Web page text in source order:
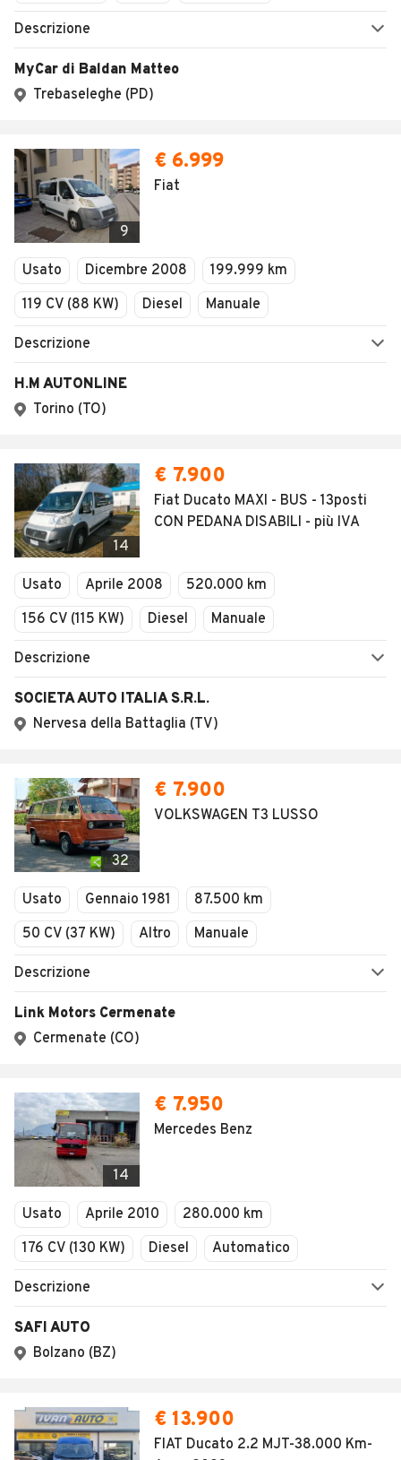
Descrizione
MyCar di Baldan Matteo
Trebaseleghe (PD)
9
€ 6.999
Fiat
Usato Dicembre 2008
199.999 km
119 CV (88 KW)
Diesel Manuale
Descrizione
H.M AUTONLINE
Torino (TO)
14
€ 7.900
Fiat Ducato MAXI - BUS - 13posti
CON PEDANA DISABILI - più IVA
Usato Aprile 2008
520.000 km
156 CV (115 KW)
Diesel Manuale
Descrizione
SOCIETA AUTO ITALIA S.R.L.
Nervesa della Battaglia (TV)
32
€ 7.900
VOLKSWAGEN T3 LUSSO
Usato Gennaio 1981
87.500 km
50 CV (37 KW)
Altro Manuale
Descrizione
Link Motors Cermenate
Cermenate (CO)
14
€ 7.950
Mercedes Benz
Usato Aprile 2010
280.000 km
176 CV (130 KW)
Diesel Automatico
Descrizione
SAFI AUTO
Bolzano (BZ)
€ 13.900
FIAT Ducato 2.2 MJT-38.000 Km-